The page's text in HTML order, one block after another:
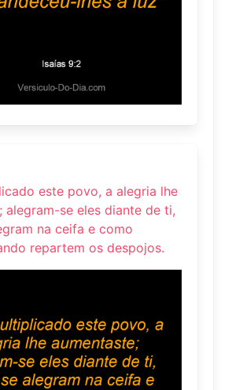
este povo, a alegria lhe
alegram-se eles diante de ti,
na ceifa e como
repartem os despojos.